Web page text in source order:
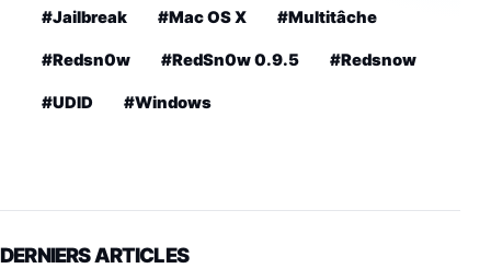
#Jailbreak #Mac OS X #Multitâche
#Redsn0w #RedSn0w 0.9.5 #Redsnow
#UDID #Windows
DERNIERS ARTICLES